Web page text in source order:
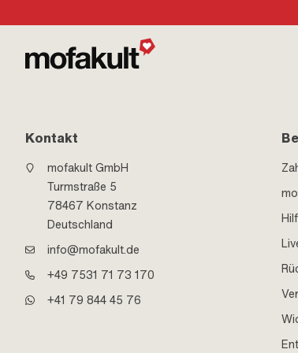
Kontakt
mofakult GmbH
Turmstraße 5
78467 Konstanz
Deutschland
info@mofakult.de
+49 7531 71 73 170
+41 79 844 45 76